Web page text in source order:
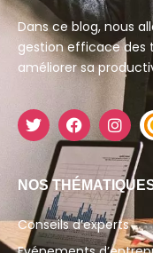
Dans ce blog, nous
gestion efficace des
améliorer sa
NOS
Conseils d’experts